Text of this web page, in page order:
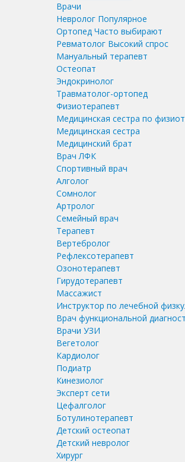
Врачи
Невролог Популярное
Ортопед Часто выбирают
Ревматолог Высокий спрос
Мануальный терапевт
Остеопат
Эндокринолог
Травматолог-ортопед
Физиотерапевт
Медицинская сестра по
Медицинская сестра
Медицинский брат
Врач ЛФК
Спортивный врач
Алголог
Сомнолог
Артролог
Семейный врач
Терапевт
Вертебролог
Рефлексотерапевт
Озонотерапевт
Гирудотерапевт
Массажист
Инструктор по лечебной
Врач функциональной
Врачи УЗИ
Вегетолог
Кардиолог
Подиатр
Кинезиолог
Эксперт сети
Цефалголог
Ботулинотерапевт
Детский остеопат
Детский невролог
Хирург